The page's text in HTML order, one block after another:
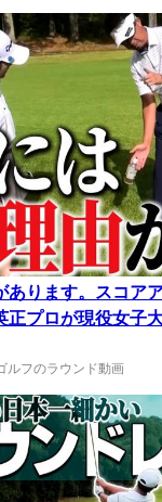
あります。スコア
正プロが現役女子
ルフのラウンド動画